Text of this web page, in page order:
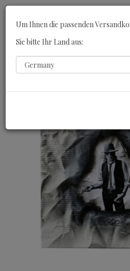
Um Ihnen die passenden
Sie bitte Ihr Land aus: